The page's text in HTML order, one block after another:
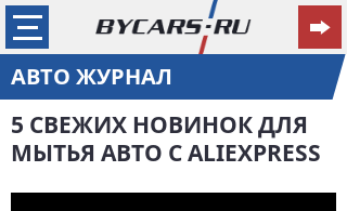
АВТО ЖУРНАЛ
5 СВЕЖИХ НОВИНОК ДЛЯ
МЫТЬЯ АВТО С ALIEXPRESS